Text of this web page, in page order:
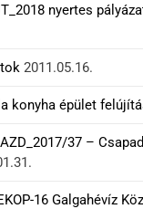
nyertes
2011.05.16.
konyha épület
37 –
16 Galgahévíz